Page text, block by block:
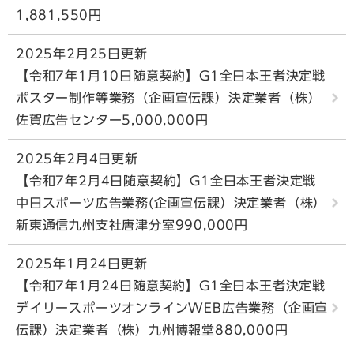
1,881,550円
2025年2月25日更新
【令和7年1月10日随意契約】G1全日本王者決定戦
ポスター制作等業務（企画宣伝課）決定業者（株）
佐賀広告センター5,000,000円
2025年2月4日更新
【令和7年2月4日随意契約】G1全日本王者決定戦
中日スポーツ広告業務(企画宣伝課）決定業者（株）
新東通信九州支社唐津分室990,000円
2025年1月24日更新
【令和7年1月24日随意契約】G1全日本王者決定戦
デイリースポーツオンラインWEB広告業務（企画宣
伝課）決定業者（株）九州博報堂880,000円